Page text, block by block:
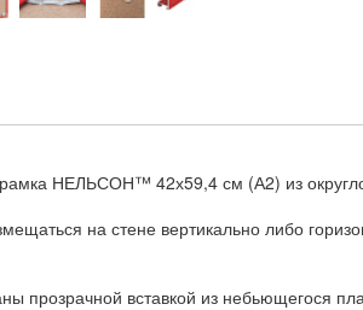
НЕЛЬСОН™ 42х59,4 см (А2) из
на стене вертикально либо
прозрачной вставкой из небьющегося